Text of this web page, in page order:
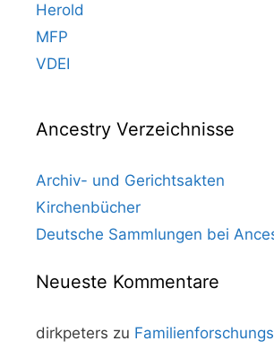
Herold
MFP
VDEI
Ancestry Verzeichnisse
Archiv- und Gerichtsakten
Kirchenbücher
Deutsche Sammlungen bei
Neueste Kommentare
dirkpeters zu